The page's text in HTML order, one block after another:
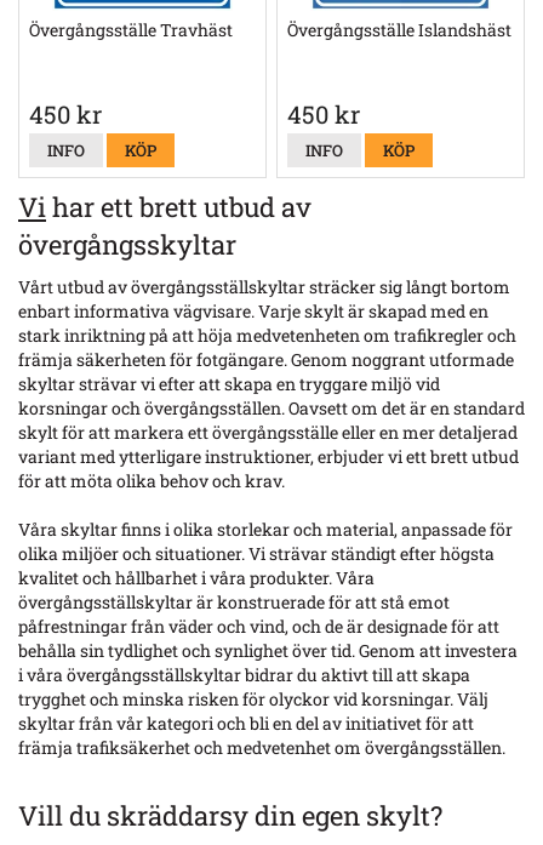
Övergångsställe Travhäst
450 kr
INFO KÖP
Övergångsställe Islandshäst
450 kr
INFO KÖP
Vihar ett brett utbud av
övergångsskyltar
Vårt utbud av övergångsställskyltar sträcker sig långt bortom
enbart informativa vägvisare. Varje skylt är skapad med en
stark inriktning på att höja medvetenheten om trafikregler och
främja säkerheten för fotgängare. Genom noggrant utformade
skyltar strävar vi efter att skapa en tryggare miljö vid
korsningar och övergångsställen. Oavsett om det är en standard
skylt för att markera ett övergångsställe eller en mer detaljerad
variant med ytterligare instruktioner, erbjuder vi ett brett utbud
för att möta olika behov och krav.
Våra skyltar finns i olika storlekar och material, anpassade för
olika miljöer och situationer. Vi strävar ständigt efter högsta
kvalitet och hållbarhet i våra produkter. Våra
övergångsställskyltar är konstruerade för att stå emot
påfrestningar från väder och vind, och de är designade för att
behålla sin tydlighet och synlighet över tid. Genom att investera
i våra övergångsställskyltar bidrar du aktivt till att skapa
trygghet och minska risken för olyckor vid korsningar. Välj
skyltar från vår kategori och bli en del av initiativet för att
främja trafiksäkerhet och medvetenhet om övergångsställen.
Vill du skräddarsy din egen skylt?